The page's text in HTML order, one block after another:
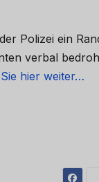
Polizei ein
verbal
hier weiter…